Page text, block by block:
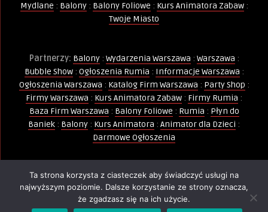
Mydlane : Balony: Balony Foliowe : Kurs Animatora Zabaw:
Twoje Miasto
Partnerzy: Balony: Wydarzenia Warszawa : Warszawa :
Bubble Show: Ogłoszenia Rumia : Informacje Warszawa :
Ogłoszenia Warszawa : Katalog Firm Warszawa : Party Shop :
Firmy Warszawa : Kurs Animatora Zabaw : Firmy Rumia :
Baza Firm Warszawa : Balony Foliowe : Rumia : Płyn do
Baniek : Balony : Kurs Animatora : Animator dla Dzieci :
Darmowe Ogłoszenia
Wszelkie Prawa Zastrzeżone - Kopiowanie, powielanie i
wykorzystywanie treści, zdjęć, grafik jest zabronione -
PINternet.pl.
Ta strona korzysta z ciasteczek aby świadczyć usługi na
najwyższym poziomie. Dalsze korzystanie ze strony oznacza,
że zgadzasz się na ich użycie.